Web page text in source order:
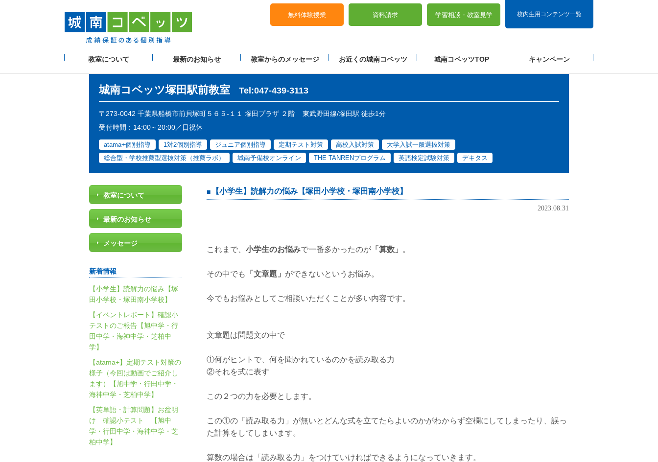
校内生用コンテンツ一覧
無料体験授業 資料請求 学習相談・ 教室見学
教室について 最新のお知らせ 教室からのメッセージ お近くの城南コベッツ 城南コベッツTOP キャンペーン
城南コベッツ塚田駅前教室 Tel:047-439-3113
〒273-0042 千葉県船橋市前貝塚町５６５-１１ 塚田プラザ ２階
東武野田線/塚田駅 徒歩1分
受付時間：14:00～20:00／日祝休
atama+個別指導 1対2個別指導 ジュニア個別指導 定期テスト対策 高校入試対策
大学入試一般選抜対策
総合型・学校推薦型選抜対策（推薦ラボ）
城南予備校オンライン THE TANRENプログラム 英語検定試験対策 デキタス
【小学生】読解力の悩み【塚田小学校・塚田南小学校】
2023.08.31
これまで、 小学生のお悩みで一番多かったのが 「算数」 。
その中でも 「文章題」 ができないというお悩み。
今でもお悩みとしてご相談いただくことが多い内容です。
文章題は問題文の中で
①何がヒントで、何を聞かれているのかを読み取る力
②それを式に表す
この２つの力を必要とします。
この①の「読み取る力」が無いとどんな式を立てたらよいのかがわからず空欄にしてしまったり、誤っ
た計算をしてしまいます。
算数の場合は「読み取る力」をつけていければできるようになっていきます。
教室について
最新のお知らせ
メッセージ
新着情報
【小学生】読解力の悩み【塚
田小学校・塚田南小学校】
【イベントレポート】確認小
テストのご報告【旭中学・行
田中学・海神中学・芝柏中
学】
【atama+】定期テスト対策の
様子（今回は動画でご紹介し
ます）【旭中学・行田中学・
海神中学・芝柏中学】
【英単語・計算問題】お盆明
け 確認小テスト 【旭中
学・行田中学・海神中学・芝
柏中学】